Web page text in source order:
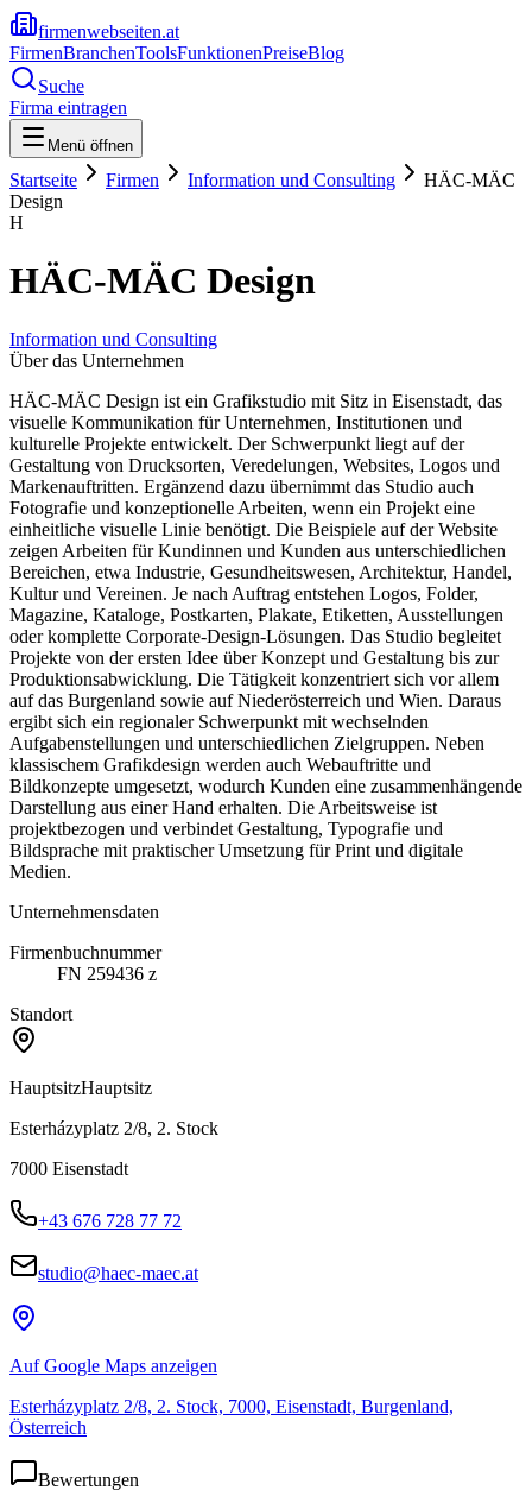
firmenwebseiten.at
FirmenBranchenToolsFunktionenPreiseBlog
Suche
Firma eintragen
Menü öffnen
Startseite Firmen Information und Consulting
HÄC-MÄC
Design
H
HÄC-MÄC Design
Information und Consulting
Über das Unternehmen
HÄC-MÄC Design ist ein Grafikstudio mit Sitz in Eisenstadt, das
visuelle Kommunikation für Unternehmen, Institutionen und
kulturelle Projekte entwickelt. Der Schwerpunkt liegt auf der
Gestaltung von Drucksorten, Veredelungen, Websites, Logos und
Markenauftritten. Ergänzend dazu übernimmt das Studio auch
Fotografie und konzeptionelle Arbeiten, wenn ein Projekt eine
einheitliche visuelle Linie benötigt. Die Beispiele auf der Website
zeigen Arbeiten für Kundinnen und Kunden aus unterschiedlichen
Bereichen, etwa Industrie, Gesundheitswesen, Architektur, Handel,
Kultur und Vereinen. Je nach Auftrag entstehen Logos, Folder,
Magazine, Kataloge, Postkarten, Plakate, Etiketten, Ausstellungen
oder komplette Corporate-Design-Lösungen. Das Studio begleitet
Projekte von der ersten Idee über Konzept und Gestaltung bis zur
Produktionsabwicklung. Die Tätigkeit konzentriert sich vor allem
auf das Burgenland sowie auf Niederösterreich und Wien. Daraus
ergibt sich ein regionaler Schwerpunkt mit wechselnden
Aufgabenstellungen und unterschiedlichen Zielgruppen. Neben
klassischem Grafikdesign werden auch Webauftritte und
Bildkonzepte umgesetzt, wodurch Kunden eine zusammenhängende
Darstellung aus einer Hand erhalten. Die Arbeitsweise ist
projektbezogen und verbindet Gestaltung, Typografie und
Bildsprache mit praktischer Umsetzung für Print und digitale
Medien.
Unternehmensdaten
Firmenbuchnummer
FN 259436 z
Standort
HauptsitzHauptsitz
Esterházyplatz 2/8, 2. Stock
7000 Eisenstadt
+43 676 728 77 72
studio@haec-maec.at
Auf Google Maps anzeigen
Esterházyplatz 2/8, 2. Stock, 7000, Eisenstadt, Burgenland,
Österreich
Bewertungen